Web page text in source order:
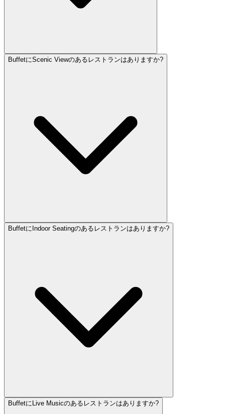
BuffetにScenic Viewのあるレストランはありますか?
BuffetにIndoor Seatingのあるレストランはありますか?
BuffetにLive Musicのあるレストランはありますか?